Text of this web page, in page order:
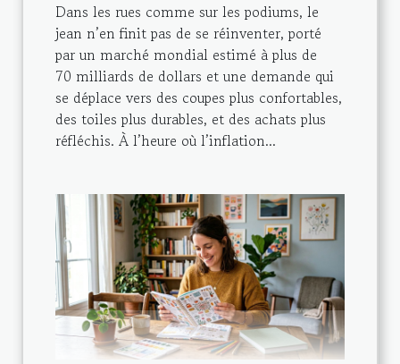
Dans les rues comme sur les podiums, le
jean n’en finit pas de se réinventer, porté
par un marché mondial estimé à plus de
70 milliards de dollars et une demande qui
se déplace vers des coupes plus confortables,
des toiles plus durables, et des achats plus
réfléchis. À l’heure où l’inflation...